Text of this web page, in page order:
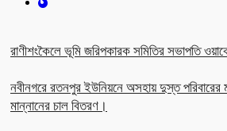
রাণীশংকৈলে ভূমি জরিপকারক সমিতির সভাপতি
নবীনগরে রতনপুর ইউনিয়নে অসহায় দুস্ত
মান্নানের চাল বিতরণ।